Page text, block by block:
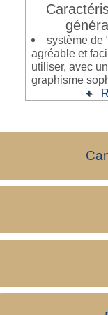
système de
agréable et
utiliser, avec un
graphisme